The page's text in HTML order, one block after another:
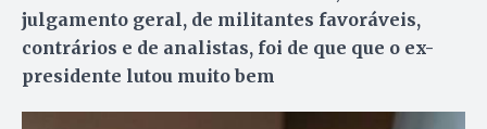
julgamento geral, de militantes favoráveis,
contrários e de analistas, foi de que que o ex-
presidente lutou muito bem